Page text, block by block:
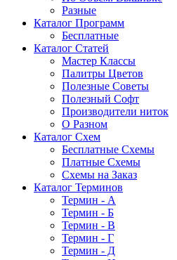
Разные
Каталог Программ
Бесплатные
Каталог Статей
Мастер Классы
Палитры Цветов
Полезные Советы
Полезный Софт
Производители ниток
О Разном
Каталог Схем
Бесплатные Схемы
Платные Схемы
Схемы на Заказ
Каталог Терминов
Термин - А
Термин - Б
Термин - В
Термин - Г
Термин - Д